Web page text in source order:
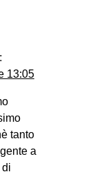
13:05
tanto
a